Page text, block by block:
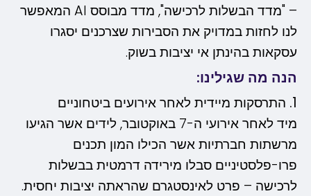
– "מדד הבשלות לרכישה", מדד מבוסס AI המאפשר
לנו לחזות במדויק את הסבירות שצרכנים יסגרו
עסקאות בהינתן אי יציבות בשוק.
הנה מה שגילינו:
1. התרסקות מיידית לאחר אירועים ביטחוניים
מיד לאחר אירועי ה-7 באוקטובר, לידים אשר הגיעו
מרשתות חברתיות אשר הכילו המון תכנים
פרו-פלסטיניים סבלו מירידה דרמטית בבשלות
לרכישה – פרט לאינסטגרם שהראתה יציבות יחסית.